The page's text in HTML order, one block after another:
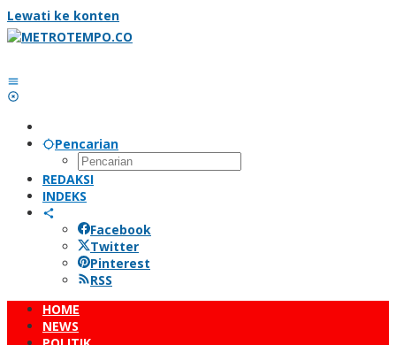
Lewati ke konten
Pencarian
REDAKSI
INDEKS
Facebook
Twitter
Pinterest
RSS
HOME
NEWS